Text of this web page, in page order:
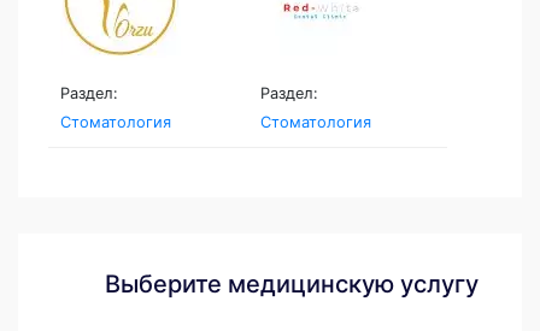
Раздел:
Стоматология
Раздел:
Стоматология
Выберите медицинскую услугу